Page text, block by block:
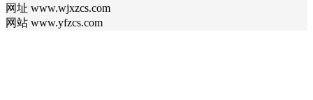
网址 www.wjxzcs.com
网站 www.yfzcs.com